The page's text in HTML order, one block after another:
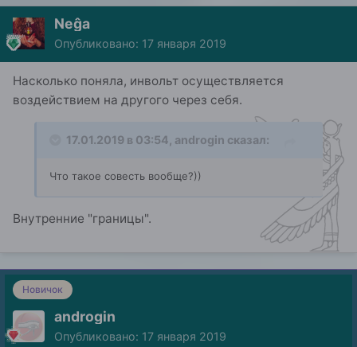
Neĝa
Опубликовано: 17 января 2019
Насколько поняла, инвольт осуществляется
воздействием на другого через себя.
17.01.2019 в 03:54, androgin сказал:
Что такое совесть вообще?))
Внутренние "границы".
Новичок
androgin
Опубликовано: 17 января 2019